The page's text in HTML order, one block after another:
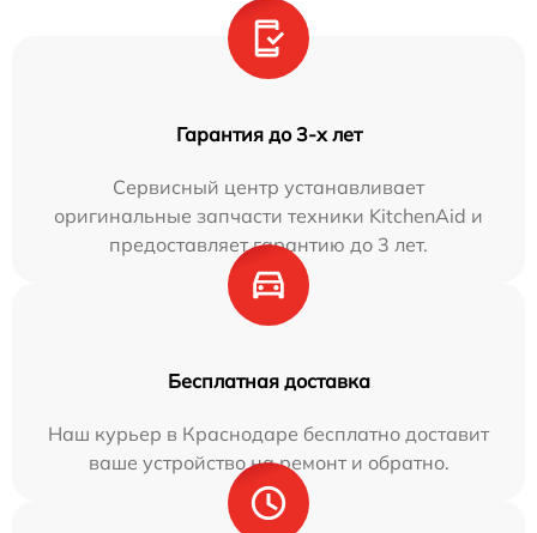
Гарантия до 3-х лет
Сервисный центр устанавливает
оригинальные запчасти техники KitchenAid и
предоставляет гарантию до 3 лет.
Бесплатная доставка
Наш курьер в Краснодаре бесплатно доставит
ваше устройство на ремонт и обратно.